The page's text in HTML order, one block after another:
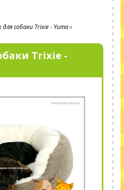
собаки Trixie - Yuma
Trixie -